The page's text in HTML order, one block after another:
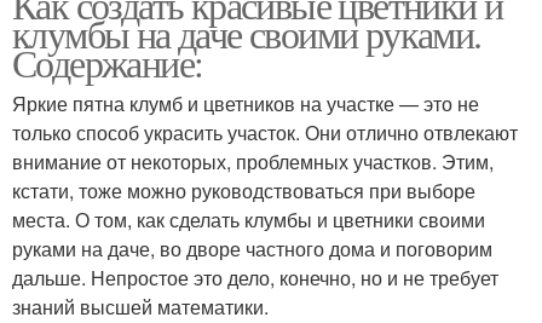
клумбы на даче своими руками.
Содержание:
Яркие пятна клумб и цветников на участке — это не
только способ украсить участок. Они отлично отвлекают
внимание от некоторых, проблемных участков. Этим,
кстати, тоже можно руководствоваться при выборе
места. О том, как сделать клумбы и цветники своими
руками на даче, во дворе частного дома и поговорим
дальше. Непростое это дело, конечно, но и не требует
знаний высшей математики.